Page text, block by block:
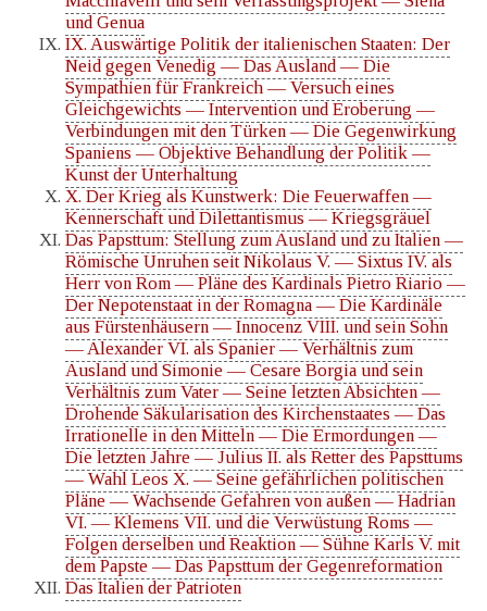
und Genua
IX. Auswärtige Politik der italienischen Staaten: Der
Neid gegen Venedig — Das Ausland — Die
Sympathien für Frankreich — Versuch eines
Gleichgewichts — Intervention und Eroberung —
Verbindungen mit den Türken — Die Gegenwirkung
Spaniens — Objektive Behandlung der Politik —
Kunst der Unterhaltung
X. Der Krieg als Kunstwerk: Die Feuerwaffen —
Kennerschaft und Dilettantismus — Kriegsgräuel
Das Papsttum: Stellung zum Ausland und zu Italien —
Römische Unruhen seit Nikolaus V. — Sixtus IV. als
Herr von Rom — Pläne des Kardinals Pietro Riario —
Der Nepotenstaat in der Romagna — Die Kardinäle
aus Fürstenhäusern — Innocenz VIII. und sein Sohn
— Alexander VI. als Spanier — Verhältnis zum
Ausland und Simonie — Cesare Borgia und sein
Verhältnis zum Vater — Seine letzten Absichten —
Drohende Säkularisation des Kirchenstaates — Das
Irrationelle in den Mitteln — Die Ermordungen —
Die letzten Jahre — Julius II. als Retter des Papsttums
— Wahl Leos X. — Seine gefährlichen politischen
Pläne — Wachsende Gefahren von außen — Hadrian
VI. — Klemens VII. und die Verwüstung Roms —
Folgen derselben und Reaktion — Sühne Karls V. mit
dem Papste — Das Papsttum der Gegenreformation
Das Italien der Patrioten